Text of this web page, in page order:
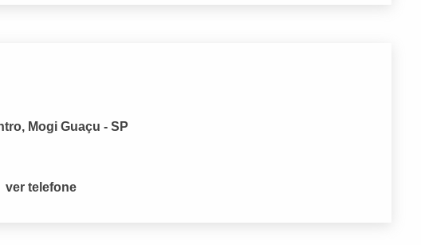
Mogi Guaçu - SP
ver telefone